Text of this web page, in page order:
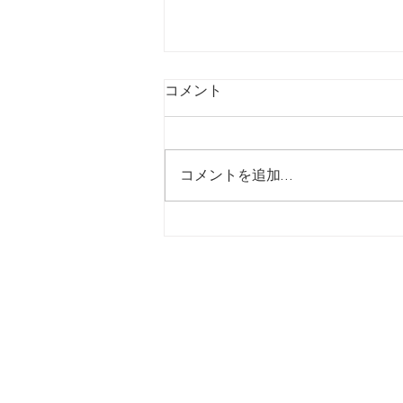
【7/24】緊急値上げ速報
コメント
コメントを追加…